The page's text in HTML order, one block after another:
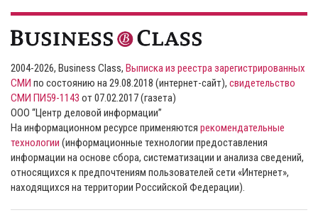
2004-2026, Business Class, Выписка из реестра зарегистрированных
СМИ по состоянию на 29.08.2018 (интернет-сайт), свидетельство
СМИ ПИ59-1143 от 07.02.2017 (газета)
ООО “Центр деловой информации”
На информационном ресурсе применяются рекомендательные
технологии (информационные технологии предоставления
информации на основе сбора, систематизации и анализа сведений,
относящихся к предпочтениям пользователей сети «Интернет»,
находящихся на территории Российской Федерации).